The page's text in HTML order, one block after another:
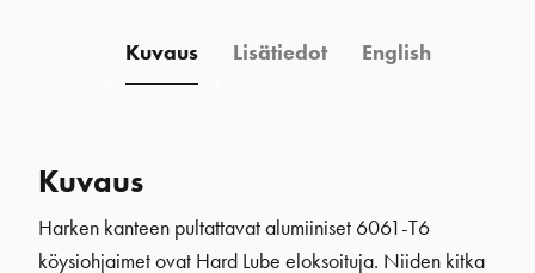
Kuvaus Lisätiedot English
Kuvaus
Harken kanteen pultattavat alumiiniset 6061-T6
köysiohjaimet ovat Hard Lube eloksoituja. Niiden kitka